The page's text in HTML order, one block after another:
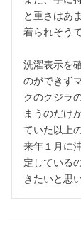
と重さはあ
着られそうで
洗濯表示を
のができず
クのクジラ
まうのだけ
ていた以上
来年１月に
定している
きたいと思